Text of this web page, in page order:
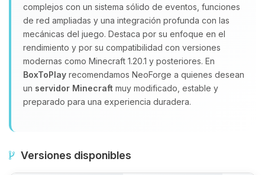
complejos con un sistema sólido de eventos, funciones
de red ampliadas y una integración profunda con las
mecánicas del juego. Destaca por su enfoque en el
rendimiento y por su compatibilidad con versiones
modernas como Minecraft 1.20.1 y posteriores. En
BoxToPlay recomendamos NeoForge a quienes desean
un servidor Minecraft muy modificado, estable y
preparado para una experiencia duradera.
Versiones disponibles
asistente de BoxToPlay. Cuentame
que necesitas y moveré mis
pequenos circuitos para ayudarte.
08/08/2026 04:25